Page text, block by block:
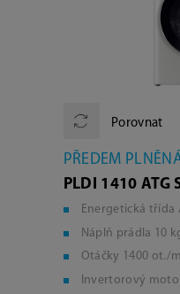
Porovnat
PŘEDEM
PLDI 1410 ATG
Energetická třída
Náplň prádla 10
Otáčky 1400 ot./
Invertorový